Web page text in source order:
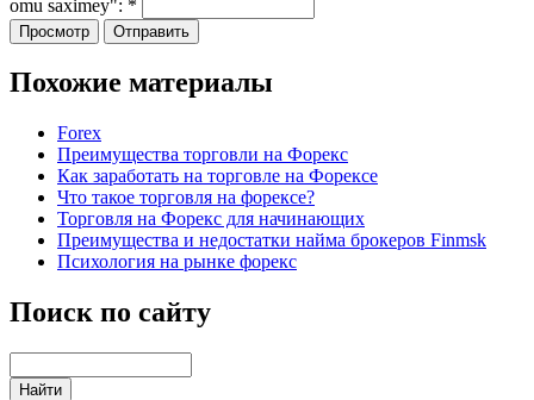
omu saximey": *
Похожие материалы
Forex
Преимущества торговли на Форекс
Как заработать на торговле на Форексе
Что такое торговля на форексе?
Торговля на Форекс для начинающих
Преимущества и недостатки найма брокеров Finmsk
Психология на рынке форекс
Поиск по сайту